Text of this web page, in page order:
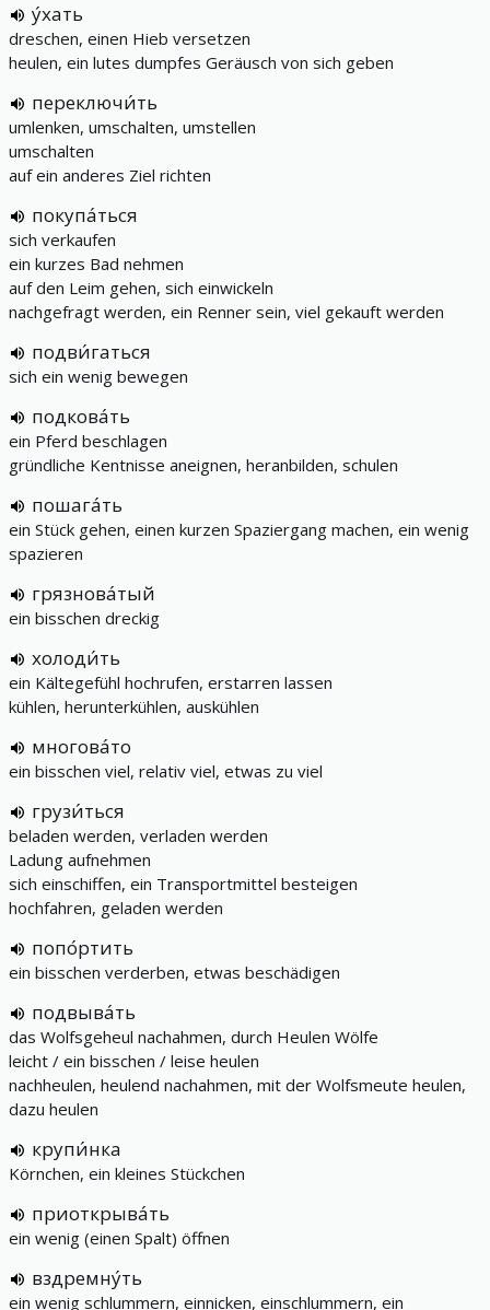
у́хать
dreschen, einen Hieb versetzen
heulen, ein lutes dumpfes Geräusch von sich geben
переключи́ть
umlenken, umschalten, umstellen
umschalten
auf ein anderes Ziel richten
покупа́ться
sich verkaufen
ein kurzes Bad nehmen
auf den Leim gehen, sich einwickeln
nachgefragt werden, ein Renner sein, viel gekauft werden
подви́гаться
sich ein wenig bewegen
подкова́ть
ein Pferd beschlagen
gründliche Kentnisse aneignen, heranbilden, schulen
пошага́ть
ein Stück gehen, einen kurzen Spaziergang machen, ein wenig
spazieren
грязнова́тый
ein bisschen dreckig
холоди́ть
ein Kältegefühl hochrufen, erstarren lassen
kühlen, herunterkühlen, auskühlen
многова́то
ein bisschen viel, relativ viel, etwas zu viel
грузи́ться
beladen werden, verladen werden
Ladung aufnehmen
sich einschiffen, ein Transportmittel besteigen
hochfahren, geladen werden
попо́ртить
ein bisschen verderben, etwas beschädigen
подвыва́ть
das Wolfsgeheul nachahmen, durch Heulen Wölfe
leicht / ein bisschen / leise heulen
nachheulen, heulend nachahmen, mit der Wolfsmeute heulen,
dazu heulen
крупи́нка
Körnchen, ein kleines Stückchen
приоткрыва́ть
ein wenig (einen Spalt) öffnen
вздремну́ть
ein wenig schlummern, einnicken, einschlummern, ein